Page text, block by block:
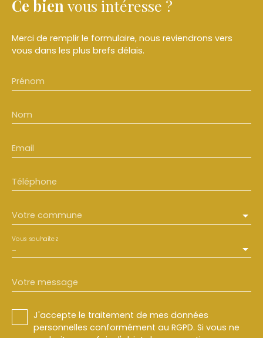
Ce bien vous intéresse ?
Merci de remplir le formulaire, nous reviendrons vers
vous dans les plus brefs délais.
Prénom
Nom
Email
Téléphone
Votre commune
-
Vous souhaitez
Votre message
J'accepte le traitement de mes données
personnelles conformément au RGPD. Si vous ne